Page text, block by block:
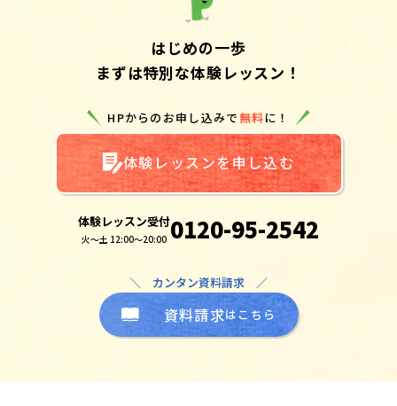
はじめの一歩
まずは特別な体験レッスン！
HPからのお申し込みで無料に！
体験レッスンを申し込む
体験レッスン受付
火～土 12:00～20:00 0120-95-2542
＼ カンタン資料請求 ／
資料請求はこちら